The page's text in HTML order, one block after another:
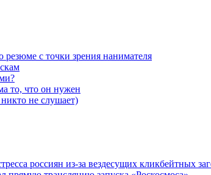
резюме с точки зрения нанимателя
то, что он нужен
не слушает)
россиян из-за вездесущих кликбейтных